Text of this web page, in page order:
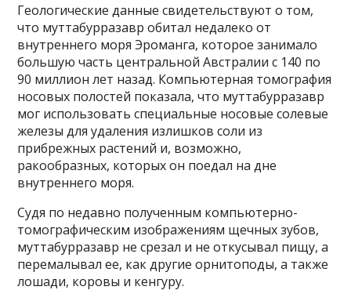
Геологические данные свидетельствуют о том,
что муттабурразавр обитал недалеко от
внутреннего моря Эроманга, которое занимало
большую часть центральной Австралии с 140 по
90 миллион лет назад. Компьютерная томография
носовых полостей показала, что муттабурразавр
мог использовать специальные носовые солевые
железы для удаления излишков соли из
прибрежных растений и, возможно,
ракообразных, которых он поедал на дне
внутреннего моря.
Судя по недавно полученным компьютерно-
томографическим изображениям щечных зубов,
муттабурразавр не срезал и не откусывал пищу, а
перемалывал ее, как другие орнитоподы, а также
лошади, коровы и кенгуру.